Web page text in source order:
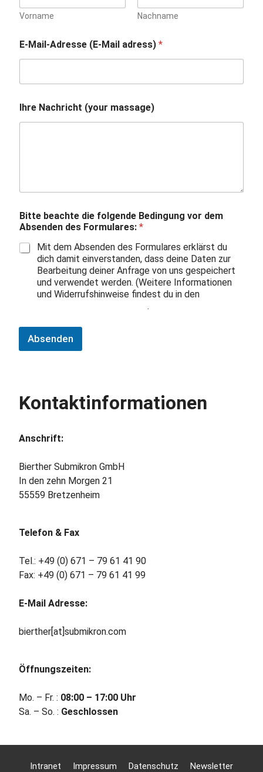
h
r
c
i
n
Vorname Nachname
E-Mail-Adresse (E-Mail adress) *
Ihre Nachricht (your massage)
Bitte beachte die folgende Bedingung vor dem
Absenden des Formulares: *
Mit dem Absenden des Formulares erklärst du
dich damit einverstanden, dass deine Daten zur
Bearbeitung deiner Anfrage von uns gespeichert
und verwendet werden. (Weitere Informationen
und Widerrufshinweise findest du in den
.
Absenden
Kontaktinformationen
Anschrift:
Bierther Submikron GmbH
In den zehn Morgen 21
55559 Bretzenheim
Telefon & Fax
Tel.: +49 (0) 671 – 79 61 41 90
Fax: +49 (0) 671 – 79 61 41 99
E-Mail Adresse:
bierther[at]submikron.com
Öffnungszeiten:
Mo. – Fr. : 08:00 – 17:00 Uhr
Sa. – So. : Geschlossen
Intranet Impressum Datenschutz Newsletter